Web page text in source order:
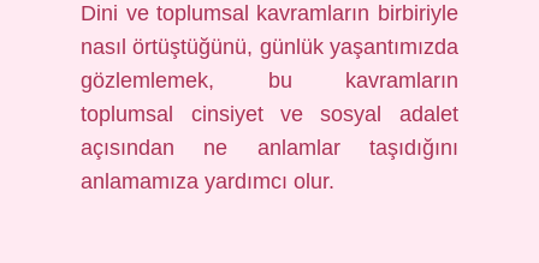
Dini ve toplumsal kavramların birbiriyle
nasıl örtüştüğünü, günlük yaşantımızda
gözlemlemek, bu kavramların
toplumsal cinsiyet ve sosyal adalet
açısından ne anlamlar taşıdığını
anlamamıza yardımcı olur.